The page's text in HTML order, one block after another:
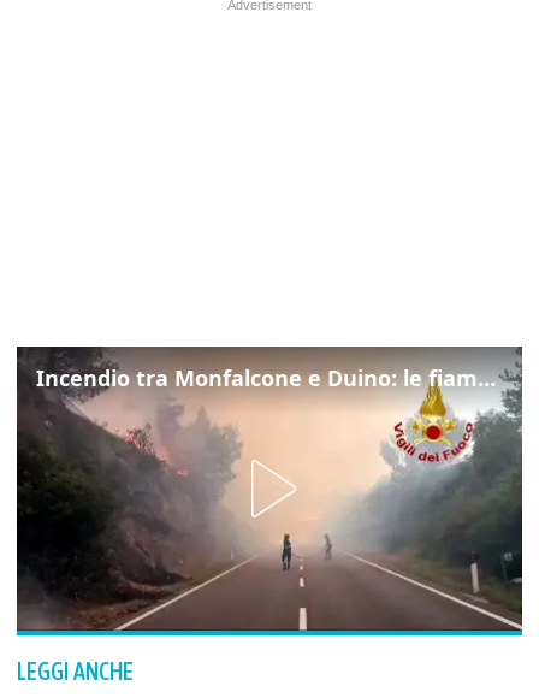
Incendio tra Monfalcone e Duino: le fiamme lambiscono la strada
LEGGI ANCHE